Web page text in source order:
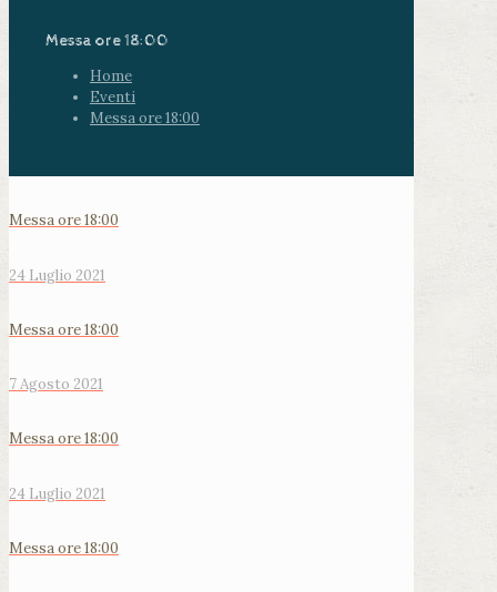
Messa ore 18:00
Home
Eventi
Messa ore 18:00
Messa ore 18:00
24 Luglio 2021
Messa ore 18:00
7 Agosto 2021
Messa ore 18:00
24 Luglio 2021
Messa ore 18:00